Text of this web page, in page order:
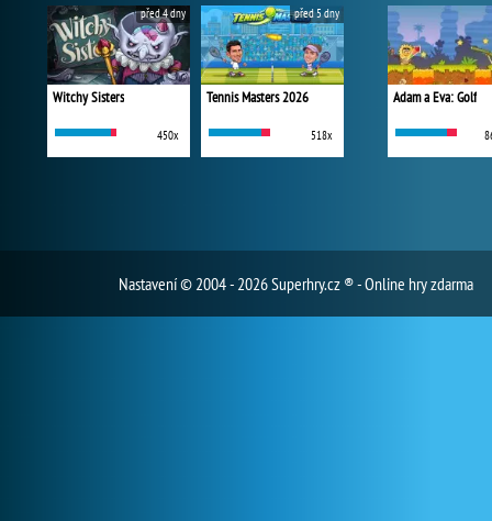
Witchy Sisters
450x
před 4 dny
Tennis Masters 2026
518x
před 5 dny
Adam a Eva: Golf
Nastavení© 2004 - 2026 Superhry.cz ® - Online hry zdarma